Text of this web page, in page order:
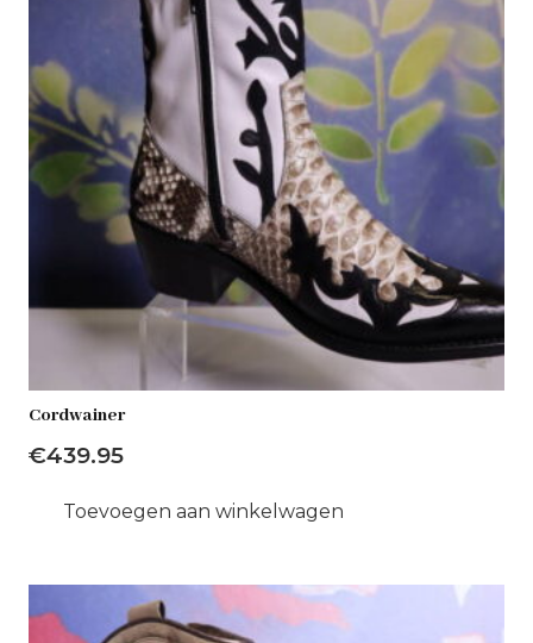
Cordwainer
€439.95
Toevoegen aan winkelwagen